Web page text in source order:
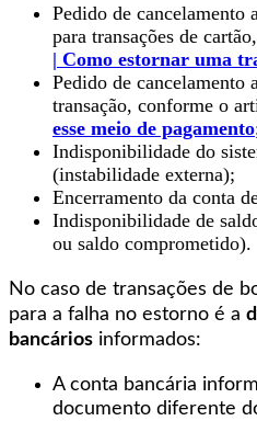
Pedido de cancelamento
para transações de
| Como estornar uma
Pedido de cancelamento
transação, conforme o
esse meio de pagamento
Indisponibilidade do
(instabilidade externa);
Encerramento da conta
Indisponibilidade de
ou saldo comprometido).
No caso de transações de
para a falha no estorno é a
bancários informados:
A conta bancária
documento diferente